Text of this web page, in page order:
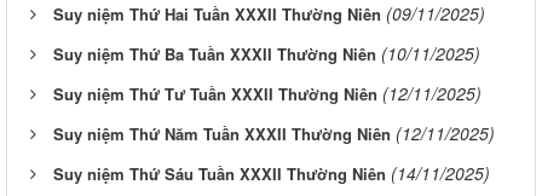
Suy niệm Thứ Hai Tuần XXXII Thường Niên (09/11/2025)
Suy niệm Thứ Ba Tuần XXXII Thường Niên (10/11/2025)
Suy niệm Thứ Tư Tuần XXXII Thường Niên (12/11/2025)
Suy niệm Thứ Năm Tuần XXXII Thường Niên (12/11/2025)
Suy niệm Thứ Sáu Tuần XXXII Thường Niên (14/11/2025)